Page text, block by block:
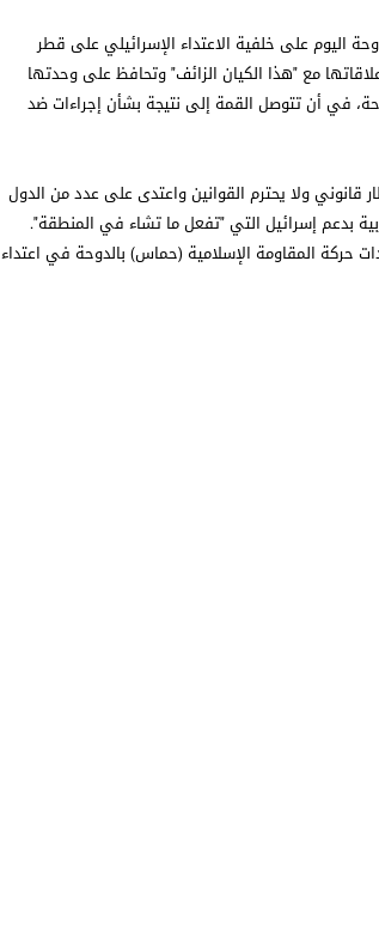
اليوم على خلفية الاعتداء الإسرائيلي على قطر
مع "هذا الكيان الزائف" وتحافظ على وحدتها
في أن تتوصل القمة إلى نتيجة بشأن إجراءات ضد
ولا يحترم القوانين واعتدى على عدد من الدول
بدعم إسرائيل التي "تفعل ما تشاء في المنطقة".
حركة المقاومة الإسلامية (حماس) بالدوحة في اعتداء